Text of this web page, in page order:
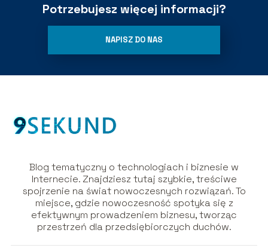
Potrzebujesz więcej informacji?
NAPISZ DO NAS
Blog tematyczny o technologiach i biznesie w
Internecie. Znajdziesz tutaj szybkie, treściwe
spojrzenie na świat nowoczesnych rozwiązań. To
miejsce, gdzie nowoczesność spotyka się z
efektywnym prowadzeniem biznesu, tworząc
przestrzeń dla przedsiębiorczych duchów.